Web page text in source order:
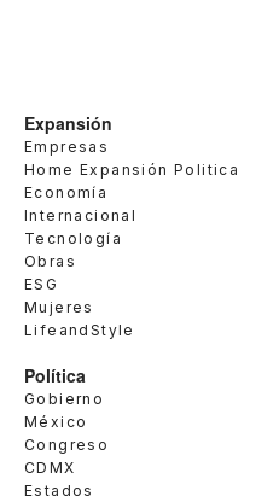
Expansión
Empresas
Home Expansión Politica
Economía
Internacional
Tecnología
Obras
ESG
Mujeres
LifeandStyle
Política
Gobierno
México
Congreso
CDMX
Estados